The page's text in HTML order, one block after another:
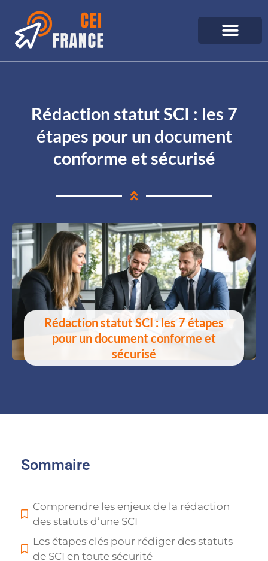
Rédaction statut SCI : les 7
étapes pour un document
conforme et sécurisé
Rédaction statut SCI : les 7 étapes
pour un document conforme et
sécurisé
Sommaire
Comprendre les enjeux de la rédaction
des statuts d’une SCI
Les étapes clés pour rédiger des statuts
de SCI en toute sécurité